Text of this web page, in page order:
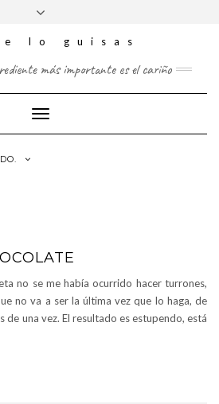
TWITTERPINTEREST
cabecera
más importante es el cariño
Cambiar
modo
no se me había ocurrido hacer turrones,
no va a ser la última vez que lo haga, de
de una vez. El resultado es estupendo, está